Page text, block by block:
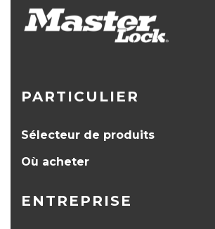
PARTICULIER
Sélecteur de produits
Où acheter
ENTREPRISE